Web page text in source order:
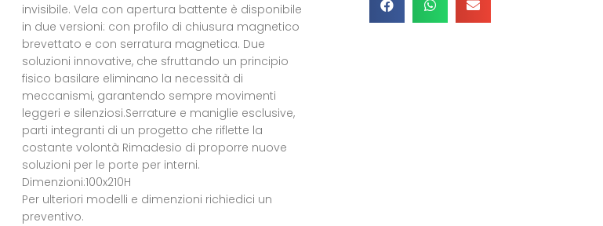
invisibile. Vela con apertura battente è disponibile
in due versioni: con profilo di chiusura magnetico
brevettato e con serratura magnetica. Due
soluzioni innovative, che sfruttando un principio
fisico basilare eliminano la necessità di
meccanismi, garantendo sempre movimenti
leggeri e silenziosi.Serrature e maniglie esclusive,
parti integranti di un progetto che riflette la
costante volontà Rimadesio di proporre nuove
soluzioni per le porte per interni.
Dimenzioni:100x210H
Per ulteriori modelli e dimenzioni richiedici un
preventivo.